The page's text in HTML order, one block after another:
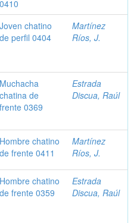
0410
Joven chatino
de perfil 0404
Martínez
Ríos, J.
Muchacha
chatina de
frente 0369
Estrada
Discua, Raúl
Hombre chatino
de frente 0411
Martínez
Ríos, J.
Hombre chatino
de frente 0359
Estrada
Discua, Raúl